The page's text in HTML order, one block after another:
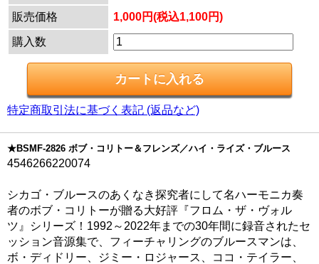
販売価格
1,000円(税込1,100円)
購入数
特定商取引法に基づく表記 (返品など)
★BSMF-2826 ボブ・コリトー＆フレンズ／ハイ・ライズ・ブルース
4546266220074
シカゴ・ブルースのあくなき探究者にして名ハーモニカ奏
者のボブ・コリトーが贈る大好評『フロム・ザ・ヴォル
ツ』シリーズ！1992～2022年までの30年間に録音されたセ
ッション音源集で、フィーチャリングのブルースマンは、
ボ・ディドリー、ジミー・ロジャース、ココ・テイラー、